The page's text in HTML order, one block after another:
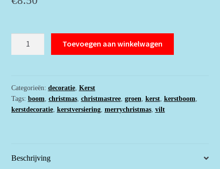
en
Merry
Christmas
Toevoegen aan winkelwagen
Categorieën: decoratie, Kerst
Tags: boom, christmas, christmastree, groen, kerst, kerstboom,
kerstdecoratie, kerstversiering, merrychristmas, vilt
Beschrijving